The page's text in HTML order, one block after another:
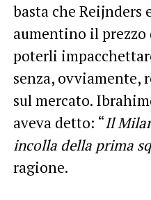
basta che Reijnders
aumentino il
poterli
senza, ovviamente,
sul mercato.
aveva detto: “Il
incolla della prima
ragione.